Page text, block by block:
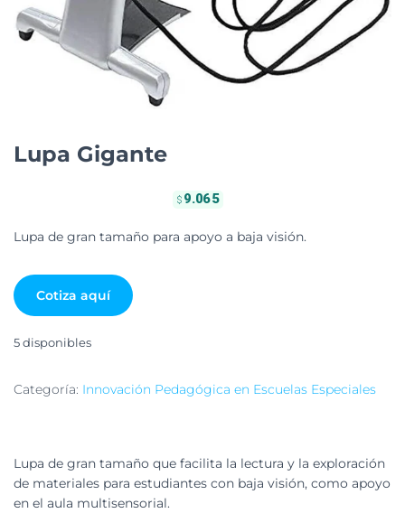
Lupa Gigante
$ 9.065
Lupa de gran tamaño para apoyo a baja visión.
Cotiza aquí
5 disponibles
Categoría: Innovación Pedagógica en Escuelas Especiales
Lupa de gran tamaño que facilita la lectura y la exploración
de materiales para estudiantes con baja visión, como apoyo
en el aula multisensorial.